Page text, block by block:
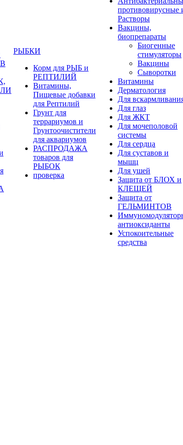
РЫБКИ
Корм для РЫБ и
РЕПТИЛИЙ
Витамины,
Пищевые добавки
для Рептилий
Грунт для
террариумов и
Грунтоочистители
для аквариумов
РАСПРОДАЖА
товаров для
РЫБОК
проверка
противовирусные
Растворы
Вакцины,
биопрепараты
Биогенные
стимуляторы
Вакцины
Сыворотки
Витамины
Дерматология
Для
Для глаз
Для ЖКТ
Для мочеполовой
системы
Для сердца
Для суставов и
мышц
Для ушей
Защита от БЛОХ и
КЛЕЩЕЙ
Защита от
ГЕЛЬМИНТОВ
антиоксиданты
Успокоительные
средства